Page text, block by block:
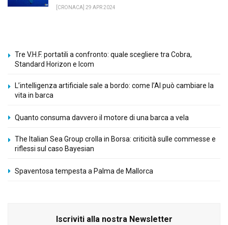
[CRONACA] 29 APR 2024
Tre V.H.F. portatili a confronto: quale scegliere tra Cobra,
Standard Horizon e Icom
L’intelligenza artificiale sale a bordo: come l’AI può cambiare la
vita in barca
Quanto consuma davvero il motore di una barca a vela
The Italian Sea Group crolla in Borsa: criticità sulle commesse e
riflessi sul caso Bayesian
Spaventosa tempesta a Palma de Mallorca
Iscriviti alla nostra Newsletter